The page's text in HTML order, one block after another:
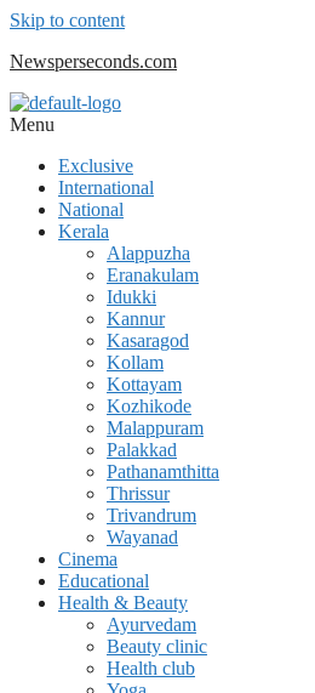
Skip to content
Newsperseconds.com
Menu
Exclusive
International
National
Kerala
Alappuzha
Eranakulam
Idukki
Kannur
Kasaragod
Kollam
Kottayam
Kozhikode
Malappuram
Palakkad
Pathanamthitta
Thrissur
Trivandrum
Wayanad
Cinema
Educational
Health & Beauty
Ayurvedam
Beauty clinic
Health club